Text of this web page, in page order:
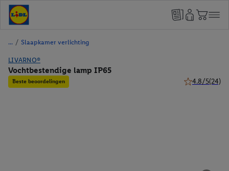
/ Slaapkamer verlichting
LIVARNO®
Vochtbestendige lamp IP65
Beste beoordelingen 4.8/5(24)